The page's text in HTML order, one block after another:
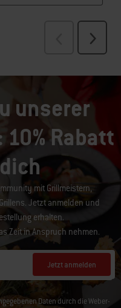
unserer
Rabatt
mit Grillmeistern,
Jetzt anmelden und
erhalten.
Zeit in Anspruch nehmen.
Jetzt anmelden
Daten durch die Weber-